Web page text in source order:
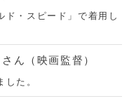
ド・スピード」で着用し
さん（映画監督）
た。